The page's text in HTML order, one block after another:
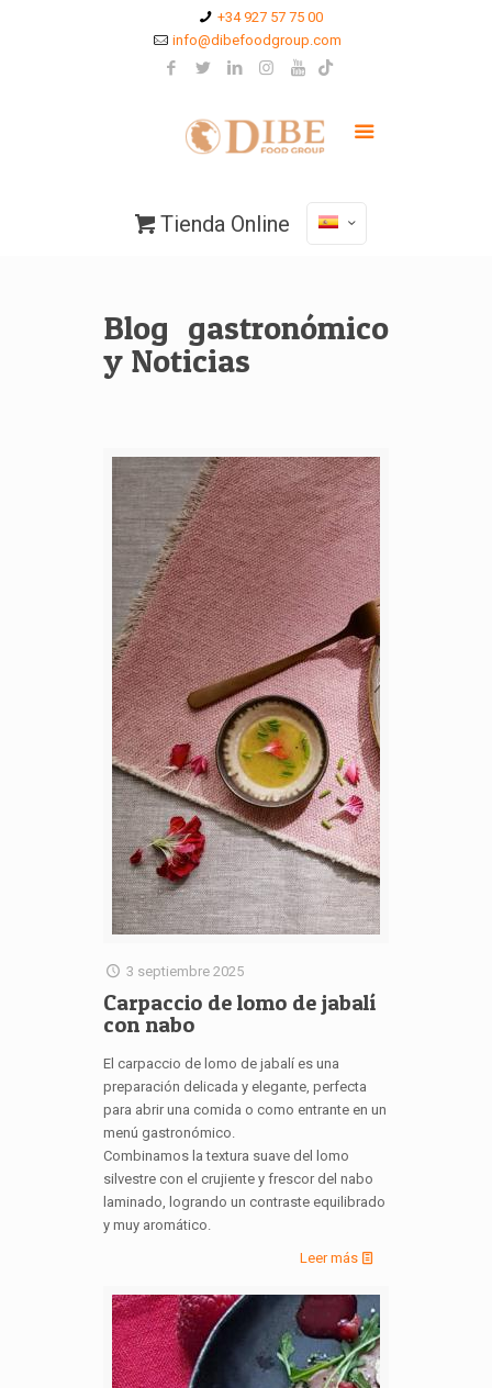
+34 927 57 75 00
info@dibefoodgroup.com
Tienda Online
Blog gastronómico
y Noticias
3 septiembre 2025
Carpaccio de lomo de jabalí
con nabo
El carpaccio de lomo de jabalí es una
preparación delicada y elegante, perfecta
para abrir una comida o como entrante en un
menú gastronómico.
Combinamos la textura suave del lomo
silvestre con el crujiente y frescor del nabo
laminado, logrando un contraste equilibrado
y muy aromático.
Leer más